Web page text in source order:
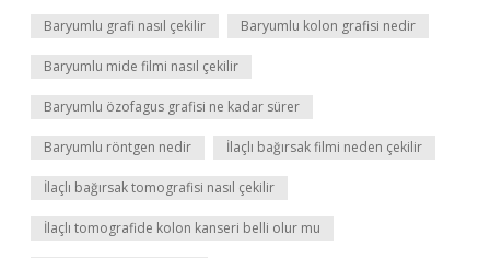
Baryumlu grafi nasıl çekilir Baryumlu kolon grafisi nedir
Baryumlu mide filmi nasıl çekilir
Baryumlu özofagus grafisi ne kadar sürer
Baryumlu röntgen nedir İlaçlı bağırsak filmi neden çekilir
İlaçlı bağırsak tomografisi nasıl çekilir
İlaçlı tomografide kolon kanseri belli olur mu